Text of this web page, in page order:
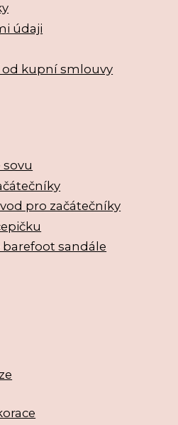
údaji
kupní smlouvy
pro začátečníky
barefoot sandále